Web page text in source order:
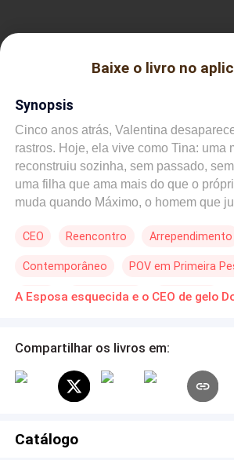
Baixe o livro no
Synopsis
Cinco anos atrás, Valentina
rastros. Hoje, ela vive como Tina: uma
reconstruiu sozinha, sem passado,
uma filha que ama mais do que o
muda quando Máximo, o homem que
o reencontro da vida. Para ela, é o
com uma versão de si mesma que
recuperar. Entre lembranças
diz ser seu marido — ou se protege a
Difícil é aceitar que duas versões de
podem amar… e desejar caminhos
volta ao ponto onde parou — às vezes,
CEO Reencontro Arrependimento
Contemporâneo POV em Primeira
Viúvo Mãe Solteira Bebê Fofo
Compartilhar os livros em:
Catálogo